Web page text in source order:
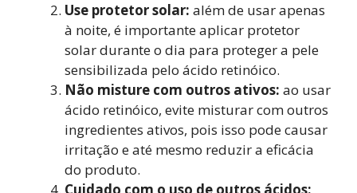
Use protetor solar: além de usar apenas
à noite, é importante aplicar protetor
solar durante o dia para proteger a pele
sensibilizada pelo ácido retinóico.
Não misture com outros ativos: ao usar
ácido retinóico, evite misturar com outros
ingredientes ativos, pois isso pode causar
irritação e até mesmo reduzir a eficácia
do produto.